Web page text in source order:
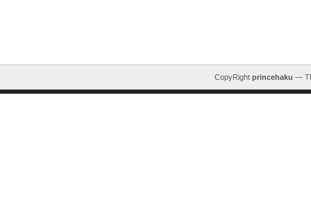
CopyRight princehaku —